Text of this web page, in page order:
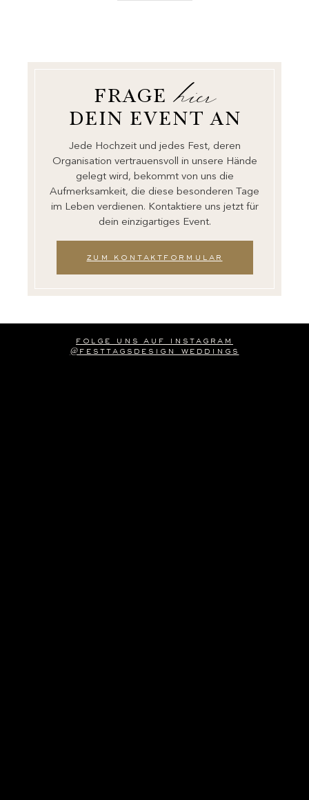
FRAGEhier
DEIN EVENT AN
Jede Hochzeit und jedes Fest, deren
Organisation vertrauensvoll in unsere Hände
gelegt wird, bekommt von uns die
Aufmerksamkeit, die diese besonderen Tage
im Leben verdienen. Kontaktiere uns jetzt für
dein einzigartiges Event.
zum kontaktformular
folge uns auf instagram
@festtagsdesign_weddings